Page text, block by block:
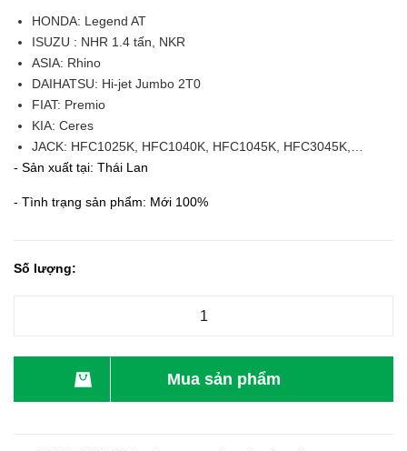
HONDA: Legend AT
ISUZU : NHR 1.4 tấn, NKR
ASIA: Rhino
DAIHATSU: Hi-jet Jumbo 2T0
FIAT: Premio
KIA: Ceres
JACK: HFC1025K, HFC1040K, HFC1045K, HFC3045K,…
- Sản xuất tại: Thái Lan
- Tình trạng sản phẩm: Mới 100%
Số lượng:
Mua sản phẩm